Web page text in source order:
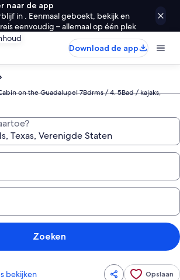
naar de app
in . Eenmaal geboekt, bekijk en
eenvoudig – allemaal op één plek
Download de app
on the Guadalupe! 7Bdrms / 4. 5Bad / kajaks,
Zoeken
bekijken Opslaan